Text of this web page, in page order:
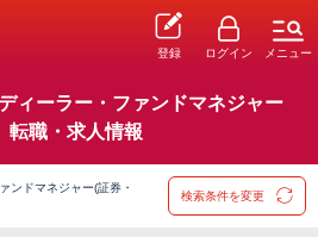
登録 ログイン メニュー
ィーラー・ファンドマネジャー
転職・求人情報
ンドマネジャー(証券・
検索条件を変更